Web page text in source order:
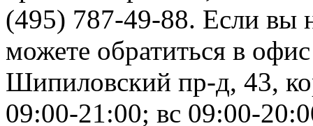
(495) 787-49-88. Если вы
можете обратиться в
Шипиловский пр-д, 43,
09:00-21:00; вс 09:00-